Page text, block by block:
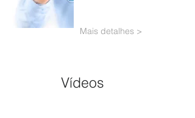
Mais detalhes >
Vídeos